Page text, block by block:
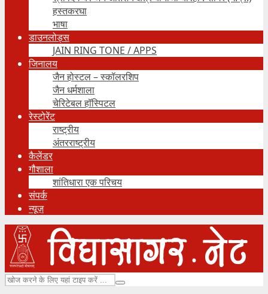
हस्तकरघा
भाषा
डाउनलोड्स
JAIN RING TONE / APPS
जिनालय
जैन होस्टल – स्कॉलरशिप
जैन धर्मशाला
चेरिटेबल हॉस्पिटल
रेस्टोरेंट
राष्ट्रीय
अंतरराष्ट्रीय
कैलेंडर
गौशाला
शांतिधारा एक परिचय
संपर्क
न्यूज़